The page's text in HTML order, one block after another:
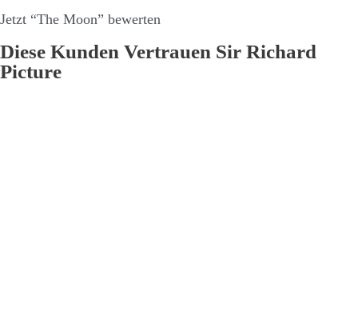
Jetzt “The Moon” bewerten
Diese Kunden Vertrauen Sir Richard
Picture